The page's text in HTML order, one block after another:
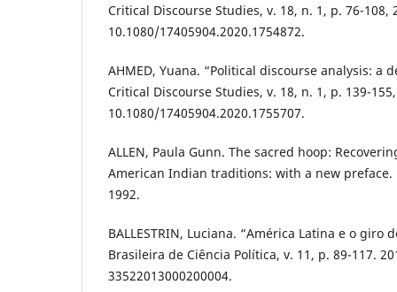
Critical Discourse Studies, v. 18, n. 1, p. 76-108,
10.1080/17405904.2020.1754872.
AHMED, Yuana. “Political discourse analysis: a
Critical Discourse Studies, v. 18, n. 1, p. 139-
10.1080/17405904.2020.1755707.
ALLEN, Paula Gunn. The sacred hoop:
American Indian traditions: with a new preface.
1992.
BALLESTRIN, Luciana. “América Latina e o giro
Brasileira de Ciência Política, v. 11, p. 89-117.
33522013000200004.